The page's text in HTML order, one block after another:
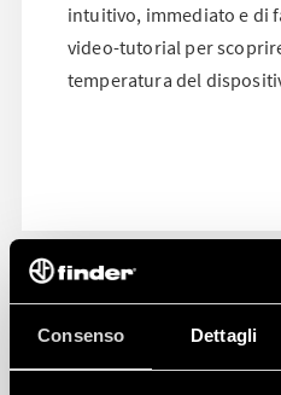
Consenso Dettagli
intuitivo, immediato e di
video-tutorial per
temperatura del